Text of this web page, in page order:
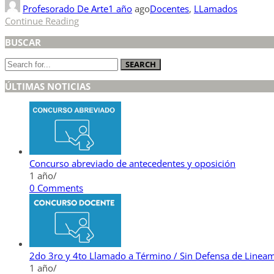
Profesorado De Arte1 año agoDocentes, LLamados
Continue Reading
BUSCAR
SEARCH
ÚLTIMAS NOTICIAS
Concurso abreviado de antecedentes y oposición
1 año/
0 Comments
2do 3ro y 4to Llamado a Término / Sin Defensa de
1 año/